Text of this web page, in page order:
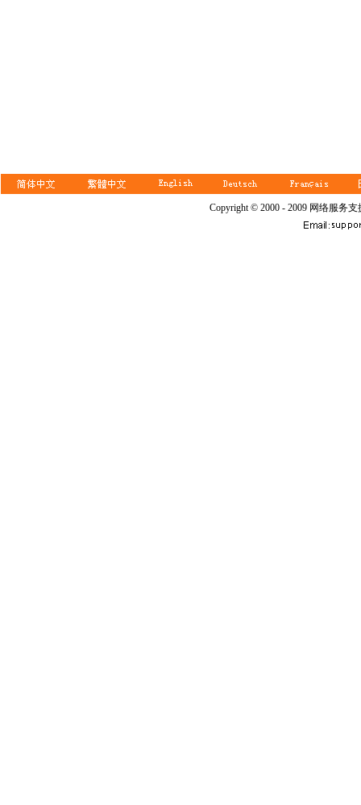
Copyright © 2000 - 2009 网络服务